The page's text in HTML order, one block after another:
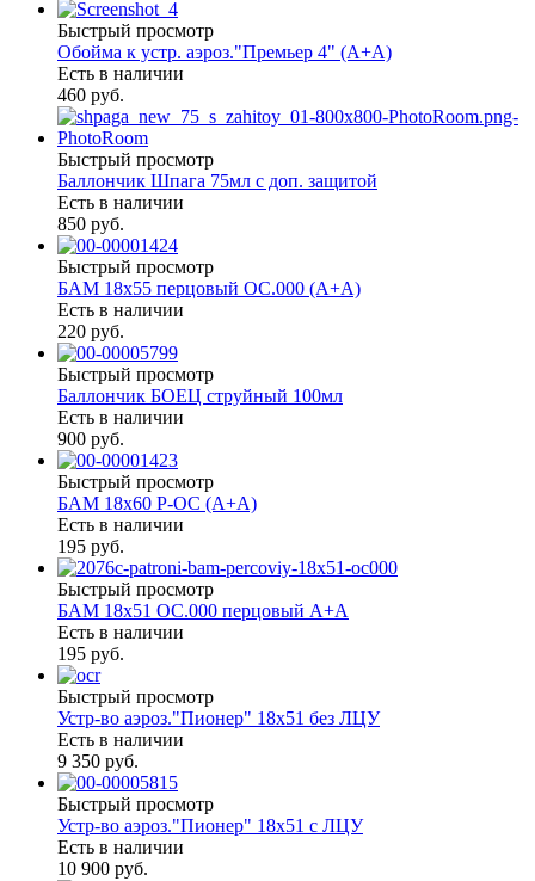
Быстрый просмотр
Обойма к устр. аэроз."Премьер 4" (А+А)
Есть в наличии
460 руб.
Быстрый просмотр
Баллончик Шпага 75мл с доп. защитой
Есть в наличии
850 руб.
Быстрый просмотр
БАМ 18х55 перцовый ОС.000 (А+А)
Есть в наличии
220 руб.
Быстрый просмотр
Баллончик БОЕЦ струйный 100мл
Есть в наличии
900 руб.
Быстрый просмотр
БАМ 18х60 Р-ОС (А+А)
Есть в наличии
195 руб.
Быстрый просмотр
БАМ 18х51 ОС.000 перцовый А+А
Есть в наличии
195 руб.
Быстрый просмотр
Устр-во аэроз."Пионер" 18х51 без ЛЦУ
Есть в наличии
9 350 руб.
Быстрый просмотр
Устр-во аэроз."Пионер" 18х51 с ЛЦУ
Есть в наличии
10 900 руб.